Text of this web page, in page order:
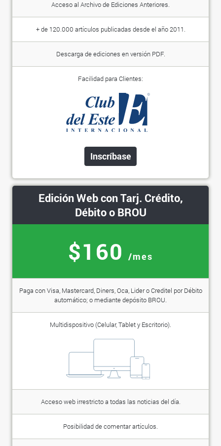
Acceso al Archivo de Ediciones Anteriores.
+ de 120.000 artículos publicadas desde el año 2011.
Descarga de ediciones en versión PDF.
Facilidad para Clientes:
Inscríbase
Edición Web con Tarj. Crédito,
Débito o BROU
$160 /mes
Paga con Visa, Mastercard, Diners, Oca, Lider o Creditel por Débito
automático; o mediante depósito BROU.
Multidispositivo (Celular, Tablet y Escritorio).
Acceso web irrestricto a todas las noticias del día.
Posibilidad de comentar artículos.